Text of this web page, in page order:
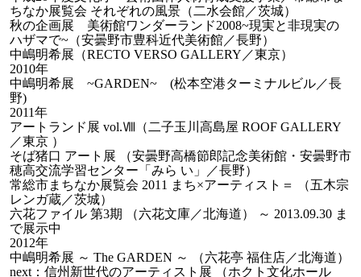
ちなか展覧会 それぞれの風景（二水会館／茨城）
秋の企画展 美術館ワンダーランド2008~現実と非現実の
ハザマで~（安曇野市豊科近代美術館／長野）
中嶋明希展（RECTO VERSO GALLERY／東京）
2010年
中嶋明希展 ~GARDEN~ (松本空港ターミナルビル／長
野)
2011年
アートランド展 vol.Ⅷ（二子玉川高島屋 ROOF GALLERY
／東京 ）
そば猪口 アート展 （安曇野高橋節郎記念美術館・安曇野市
穂高交流学習センター「みら い」／長野）
常総市まちなか展覧会 2011 まち×アーティスト＝ （五木宗
レンガ蔵／茨城）
六花ファイル 第3期 （六花文庫／北海道） ～ 2013.09.30 ま
で展示中
2012年
中嶋明希展 ～ The GARDEN ～ （六花亭 福住店／北海道）
next：信州新世代のアーティスト展 （ホクト文化ホール